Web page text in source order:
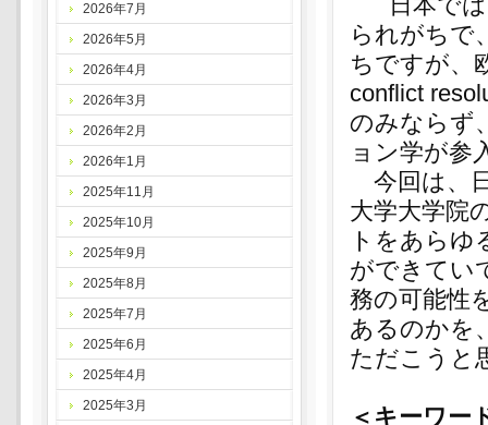
られがちで
ちですが、
conflict
のみならず
ョン学が参
今回は、
大学大学院
トをあらゆ
ができてい
務の可能性
あるのかを
ただこうと
＜キーワー
2026年7月
2026年5月
2026年4月
2026年3月
2026年2月
2026年1月
2025年11月
2025年10月
2025年9月
2025年8月
2025年7月
2025年6月
2025年4月
2025年3月